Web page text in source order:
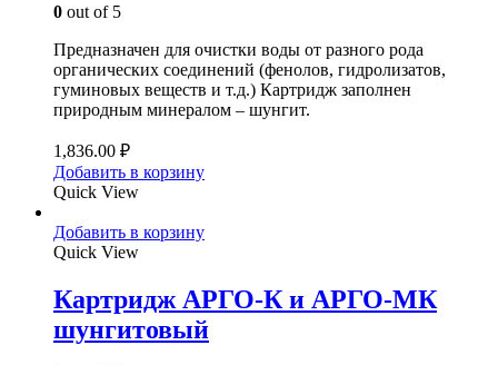
0 out of 5
Предназначен для очистки воды от разного рода
органических соединений (фенолов, гидролизатов,
гуминовых веществ и т.д.) Картридж заполнен
природным минералом – шунгит.
1,836.00 ₽
Добавить в корзину
Quick View
Добавить в корзину
Quick View
Картридж АРГО-К и АРГО-МК
шунгитовый